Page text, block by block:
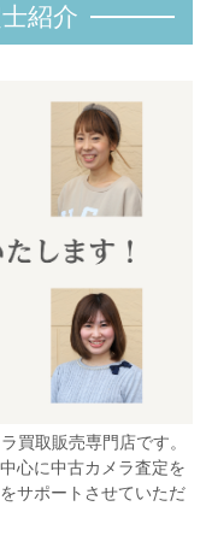
紹介
買取販売専門店です。
心に中古カメラ査定を
サポートさせていただ